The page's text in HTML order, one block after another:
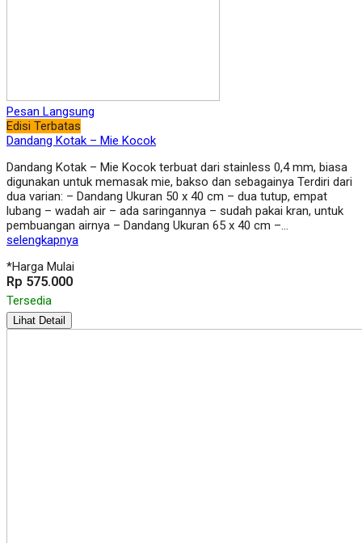
Pesan Langsung
Edisi Terbatas
Dandang Kotak – Mie Kocok
Dandang Kotak – Mie Kocok terbuat dari stainless 0,4 mm, biasa
digunakan untuk memasak mie, bakso dan sebagainya Terdiri dari
dua varian: – Dandang Ukuran 50 x 40 cm – dua tutup, empat
lubang – wadah air – ada saringannya – sudah pakai kran, untuk
pembuangan airnya – Dandang Ukuran 65 x 40 cm –…
selengkapnya
*Harga Mulai
Rp 575.000
Tersedia
Lihat Detail